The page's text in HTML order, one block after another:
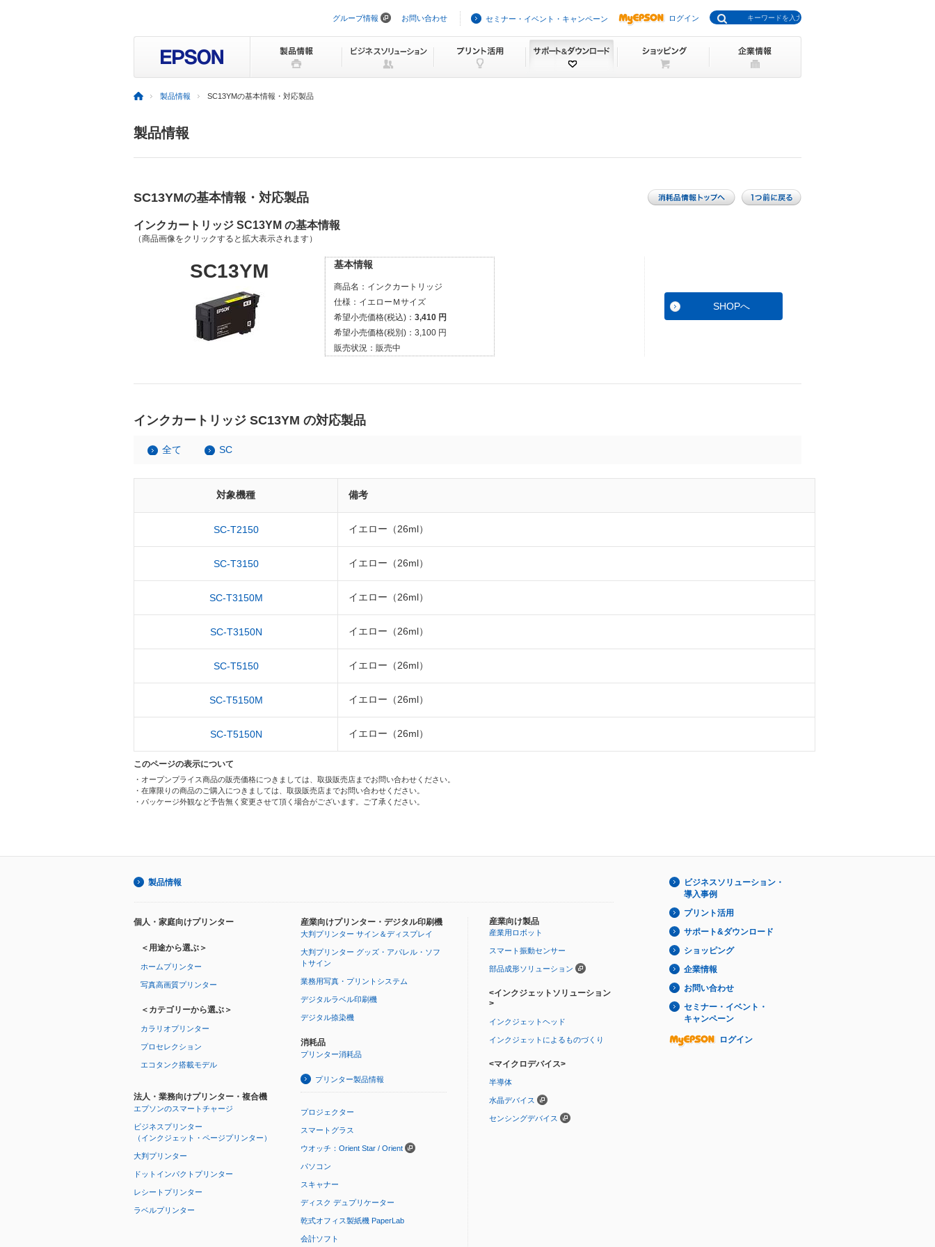
ビ
ョ
グループ情報 お問い合わせ セミナー・イベント・キャンペーン ログイン
製品情報 SC13YMの基本情報・対応製品
製品情報
SC13YMの基本情報・対応製品
インクカートリッジ SC13YM の基本情報
（商品画像をクリックすると拡大表示されます）
SC13YM 基本情報
商品名： インクカートリッジ
仕様： イエローＭサイズ
希望小売価格(税込)： 3,410 円
希望小売価格(税別)： 3,100 円
販売状況： 販売中
SHOPへ
インクカートリッジ SC13YM の対応製品
全て SC
対象機種 備考
SC-T2150 イエロー（26ml）
SC-T3150 イエロー（26ml）
SC-T3150M イエロー（26ml）
SC-T3150N イエロー（26ml）
SC-T5150 イエロー（26ml）
SC-T5150M イエロー（26ml）
SC-T5150N イエロー（26ml）
このページの表示について
・オープンプライス商品の販売価格につきましては、取扱販売店までお問い合わせください。
・在庫限りの商品のご購入につきましては、取扱販売店までお問い合わせください。
・パッケージ外観など予告無く変更させて頂く場合がございます。ご了承ください。
製品情報
個人・家庭向けプリンター
＜用途から選ぶ＞
ホームプリンター
写真高画質プリンター
＜カテゴリーから選ぶ＞
カラリオプリンター
プロセレクション
エコタンク搭載モデル
法人・業務向けプリンター・複合機
エプソンのスマートチャージ
ビジネスプリンター
（インクジェット・ページプリンター）
大判プリンター
ドットインパクトプリンター
レシートプリンター
ラベルプリンター
産業向けプリンター・デジタル印刷機
大判プリンター サイン＆ディスプレイ
大判プリンター グッズ・アパレル・ソフ
トサイン
業務用写真・プリントシステム
デジタルラベル印刷機
デジタル捺染機
消耗品
プリンター消耗品
プリンター製品情報
プロジェクター
スマートグラス
ウオッチ：Orient Star / Orient
パソコン
スキャナー
ディスク デュプリケーター
乾式オフィス製紙機 PaperLab
会計ソフト
産業向け製品
産業用ロボット
スマート振動センサー
部品成形ソリューション
<インクジェットソリューション
>
インクジェットヘッド
インクジェットによるものづくり
<マイクロデバイス>
半導体
水晶デバイス
センシングデバイス
ビジネスソリューション・
導入事例
プリント活用
サポート&ダウンロード
ショッピング
企業情報
お問い合わせ
セミナー・イベント・
キャンペーン
ログイン